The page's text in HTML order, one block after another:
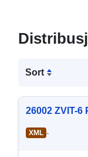
Sort
26002 ZVIT-6
XML -